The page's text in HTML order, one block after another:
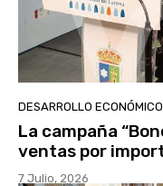
DESARROLLO ECONÓMICO
La campaña
ventas por
7 Julio, 2026